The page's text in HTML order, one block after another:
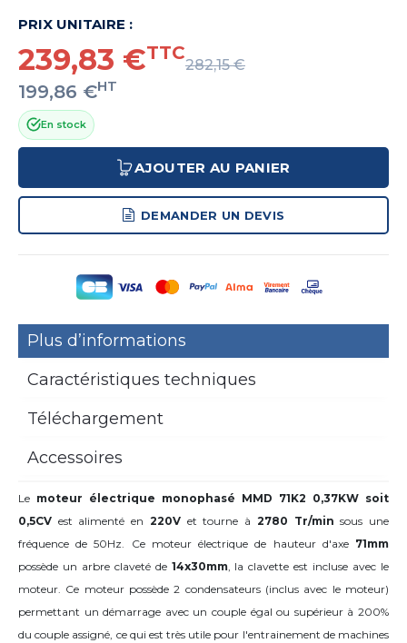
PRIX UNITAIRE :
239,83 €TTC
282,15 €
199,86 €HT
En stock
AJOUTER AU PANIER
DEMANDER UN DEVIS
Plus d’informations
Caractéristiques techniques
Téléchargement
Accessoires
Le moteur électrique monophasé MMD 71K2 0,37KW soit
0,5CV est alimenté en 220Vet tourne à 2780 Tr/min sous une
fréquence de 50Hz. Ce moteur électrique de hauteur d'axe 71mm
possède un arbre claveté de 14x30mm, la clavette est incluse avec le
moteur. Ce moteur possède 2 condensateurs (inclus avec le moteur)
permettant un démarrage avec un couple égal ou supérieur à 200%
du couple assigné, ce qui est très utile pour l'entrainement de machines